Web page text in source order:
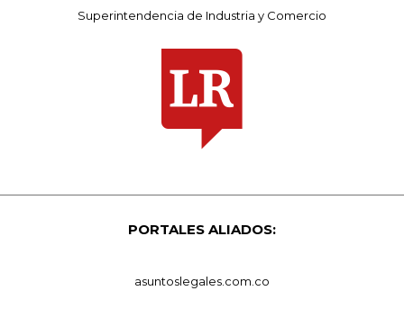
Superintendencia de Industria y Comercio
PORTALES ALIADOS:
asuntoslegales.com.co